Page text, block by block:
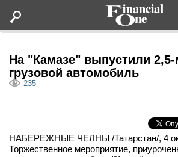
Lifestyle
На "Камазе" выпустили
грузовой автомобиль
235
НАБЕРЕЖНЫЕ ЧЕЛНЫ /Татарстан/, 4
Торжественное мероприятие,